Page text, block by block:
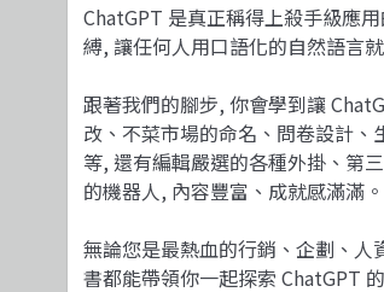
ChatGPT 是真正稱得上殺手級應
縛, 讓任何人用口語化的自然語言
跟著我們的腳步, 你會學到讓
改、不菜市場的命名、問卷設計
等, 還有編輯嚴選的各種外掛、第
的機器人, 內容豐富、成就感滿滿。
無論您是最熱血的行銷、企劃、
書都能帶領你一起探索 ChatGPT